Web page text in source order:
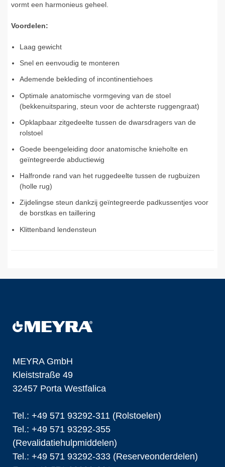
vormt een harmonieus geheel.
Voordelen:
Laag gewicht
Snel en eenvoudig te monteren
Ademende bekleding of incontinentiehoes
Optimale anatomische vormgeving van de stoel
(bekkenuitsparing, steun voor de achterste ruggengraat)
Opklapbaar zitgedeelte tussen de dwarsdragers van de
rolstoel
Goede beengeleiding door anatomische knieholte en
geïntegreerde abductiewig
Halfronde rand van het ruggedeelte tussen de rugbuizen
(holle rug)
Zijdelingse steun dankzij geïntegreerde padkussentjes voor
de borstkas en taillering
Klittenband lendensteun
MEYRA GmbH
Kleiststraße 49
32457 Porta Westfalica
Tel.: +49 571 93292-311 (Rolstoelen)
Tel.: +49 571 93292-355
(Revalidatiehulpmiddelen)
Tel.: +49 571 93292-333 (Reserveonderdelen)